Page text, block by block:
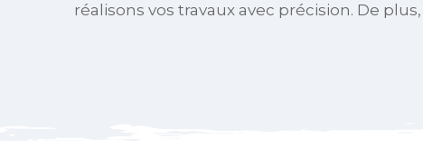
réalisons vos travaux avec précision. De